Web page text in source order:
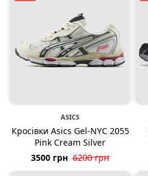
ASICS
Кросівки Asics Gel-NYC 2055
Pink Cream Silver
3500 грн 6200 грн